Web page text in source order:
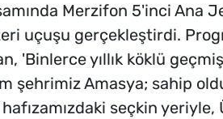
Merzifon 5'inci Ana
uçuşu gerçekleştirdi.
'Binlerce yıllık köklü
şehrimiz Amasya; sahip
seçkin